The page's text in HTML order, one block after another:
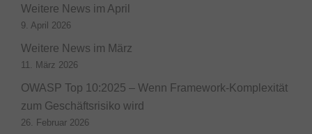
Weitere News im April
9. April 2026
Weitere News im März
11. März 2026
OWASP Top 10:2025 – Wenn Framework-Komplexität
zum Geschäftsrisiko wird
26. Februar 2026